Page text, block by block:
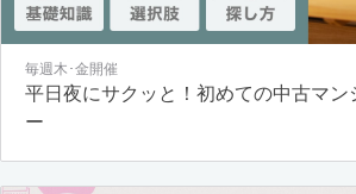
毎週木･金開催
平日夜にサクッと！初めての中古マン
ー